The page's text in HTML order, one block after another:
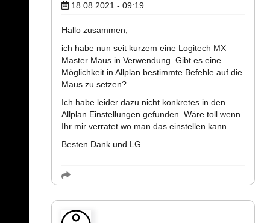
18.08.2021 - 09:19
Hallo zusammen,
ich habe nun seit kurzem eine Logitech MX
Master Maus in Verwendung. Gibt es eine
Möglichkeit in Allplan bestimmte Befehle auf die
Maus zu setzen?
Ich habe leider dazu nicht konkretes in den
Allplan Einstellungen gefunden. Wäre toll wenn
Ihr mir verratet wo man das einstellen kann.
Besten Dank und LG